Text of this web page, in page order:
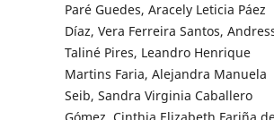
Paré Guedes, Aracely Leticia Páez
Díaz, Vera Ferreira Santos,
Taliné Pires, Leandro Henrique
Martins Faria, Alejandra Manuela
Seib, Sandra Virginia Caballero